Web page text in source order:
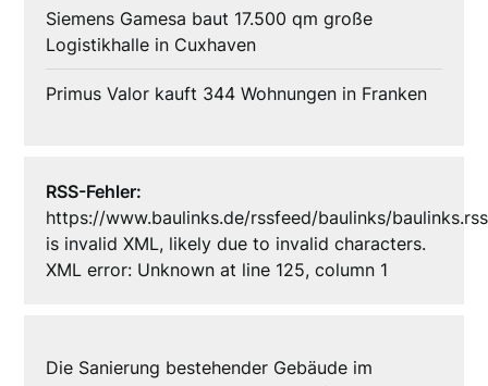
Siemens Gamesa baut 17.500 qm große
Logistikhalle in Cuxhaven
Primus Valor kauft 344 Wohnungen in Franken
RSS-Fehler:
https://www.baulinks.de/rssfeed/baulinks/baulinks.rss
is invalid XML, likely due to invalid characters.
XML error: Unknown at line 125, column 1
Die Sanierung bestehender Gebäude im